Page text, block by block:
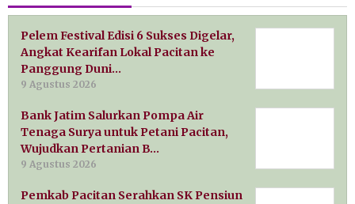
Pelem Festival Edisi 6 Sukses Digelar,
Angkat Kearifan Lokal Pacitan ke
Panggung Duni…
9 Agustus 2026
Bank Jatim Salurkan Pompa Air
Tenaga Surya untuk Petani Pacitan,
Wujudkan Pertanian B…
9 Agustus 2026
Pemkab Pacitan Serahkan SK Pensiun